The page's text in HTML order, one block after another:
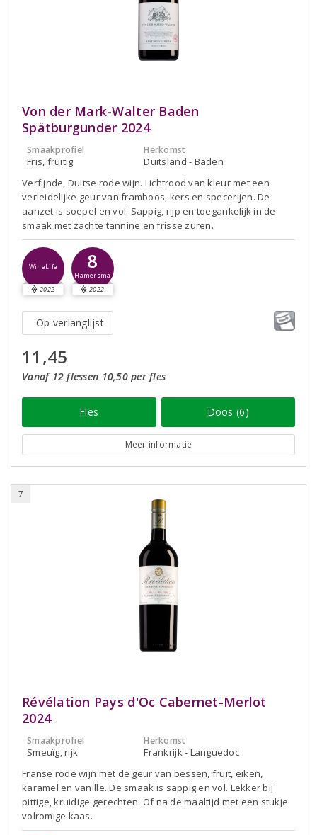
Von der Mark-Walter Baden
Spätburgunder 2024
Smaakprofiel
Fris, fruitig
Herkomst
Duitsland - Baden
Verfijnde, Duitse rode wijn. Lichtrood van kleur met een
verleidelijke geur van framboos, kers en specerijen. De
aanzet is soepel en vol. Sappig, rijp en toegankelijk in de
smaak met zachte tannine en frisse zuren.
WineLife
2022
8
Hamersma
2022
Op verlanglijst
11,45
Vanaf 12 flessen 10,50 per fles
Fles Doos (6)
Meer informatie
7
Révélation Pays d'Oc Cabernet-Merlot
2024
Smaakprofiel
Smeuïg, rijk
Herkomst
Frankrijk - Languedoc
Franse rode wijn met de geur van bessen, fruit, eiken,
karamel en vanille. De smaak is sappig en vol. Lekker bij
pittige, kruidige gerechten. Of na de maaltijd met een stukje
volromige kaas.